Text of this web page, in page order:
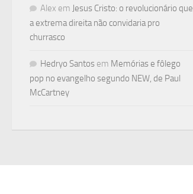
Alex em Jesus Cristo: o revolucionário que
a extrema direita não convidaria pro
churrasco
Hedryo Santos em Memórias e fôlego
pop no evangelho segundo NEW, de Paul
McCartney